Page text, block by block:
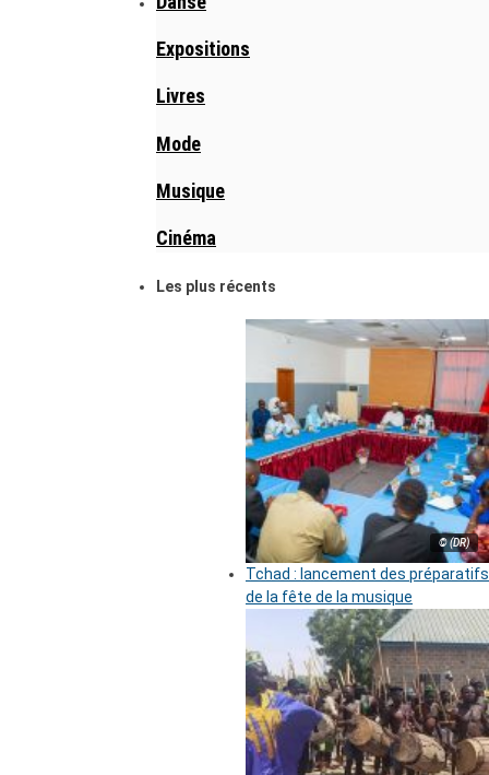
Expositions
Livres
Mode
Musique
Cinéma
Les plus récents
© (DR)
Tchad : lancement des préparatifs
de la fête de la musique